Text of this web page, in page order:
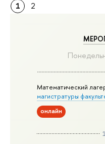
Математический
магистратуры
онлайн
1 2